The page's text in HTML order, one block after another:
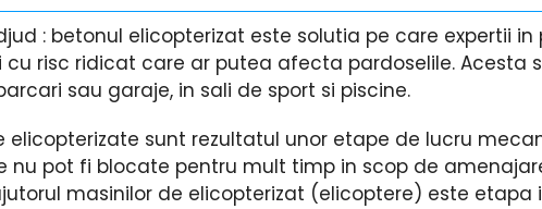
: betonul elicopterizat este solutia pe care expertii
risc ridicat care ar putea afecta pardoselile. Acesta
sau garaje, in sali de sport si piscine.
elicopterizate sunt rezultatul unor etape de lucru
nu pot fi blocate pentru mult timp in scop de
masinilor de elicopterizat (elicoptere) este